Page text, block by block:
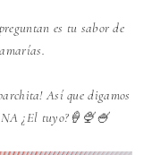
es tu sabor de
Así que digamos
¿El tuyo?🍦🍨🍧